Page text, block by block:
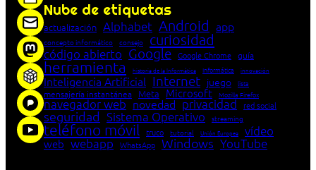
Nube de etiquetas
actualización Alphabet Android app
concepto informático consejo curiosidad
código abierto Google Google Chrome guía
herramienta historia de la Informática Informática innovación
Inteligencia Artificial Internet juego lista
mensajería instantánea Meta Microsoft Mozilla Firefox
navegador web novedad privacidad red social
seguridad Sistema Operativo streaming
teléfono móvil truco tutorial Unión Europea vídeo
web webapp WhatsApp Windows YouTube